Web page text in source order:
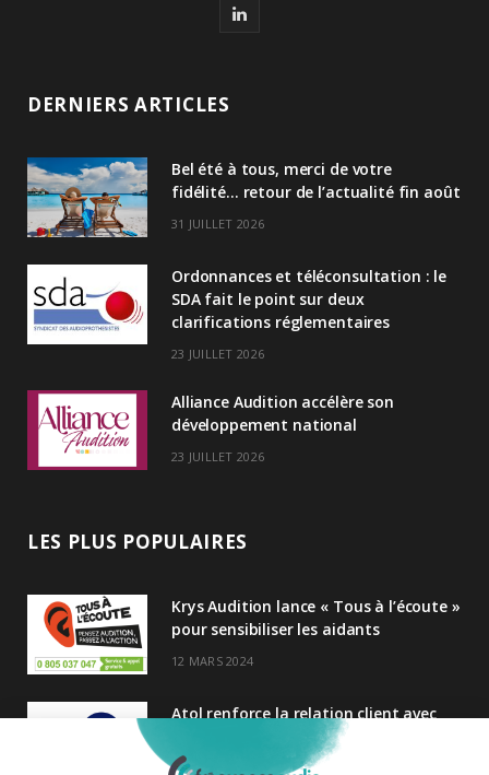
L
e
n
DERNIERS ARTICLES
Bel été à tous, merci de votre
fidélité… retour de l’actualité fin août
31 JUILLET 2026
Ordonnances et téléconsultation : le
SDA fait le point sur deux
clarifications réglementaires
23 JUILLET 2026
Alliance Audition accélère son
développement national
23 JUILLET 2026
LES PLUS POPULAIRES
Krys Audition lance « Tous à l’écoute »
pour sensibiliser les aidants
12 MARS 2024
Atol renforce la relation client avec
une nouvelle campagne axée sur la
satisfaction